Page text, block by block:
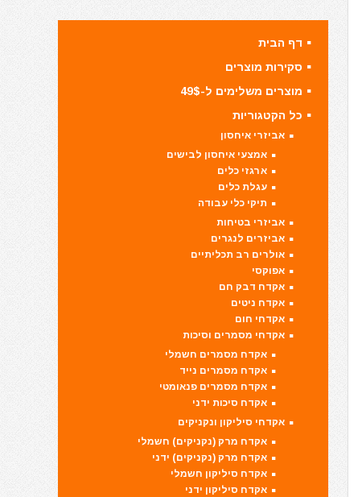
דף הבית
סקירות מוצרים
מוצרים משלימים ל-49$
כל הקטגוריות
אביזרי איחסון
אמצעי איחסון לבישים
ארגזי כלים
עגלת כלים
תיקי כלי עבודה
אביזרי בטיחות
אביזרים לנגרים
אולרים רב תכליתיים
אפוקסי
אקדח דבק חם
אקדח ניטים
אקדחי חום
אקדחי מסמרים וסיכות
אקדח מסמרים חשמלי
אקדח מסמרים נייד
אקדח מסמרים פנאומטי
אקדח סיכות ידני
אקדחי סיליקון ונקניקים
אקדח מרק (נקניקים) חשמלי
אקדח מרק (נקניקים) ידני
אקדח סיליקון חשמלי
אקדח סיליקון ידני